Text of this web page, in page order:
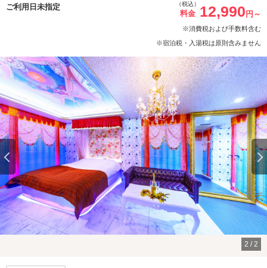
ご利用日未指定 （税込）
料金 12,990 円～
※消費税および手数料含む
※宿泊税・入湯税は原則含みません
2 /2